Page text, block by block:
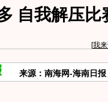
自我解压比
[我
来源：南海网-海南日